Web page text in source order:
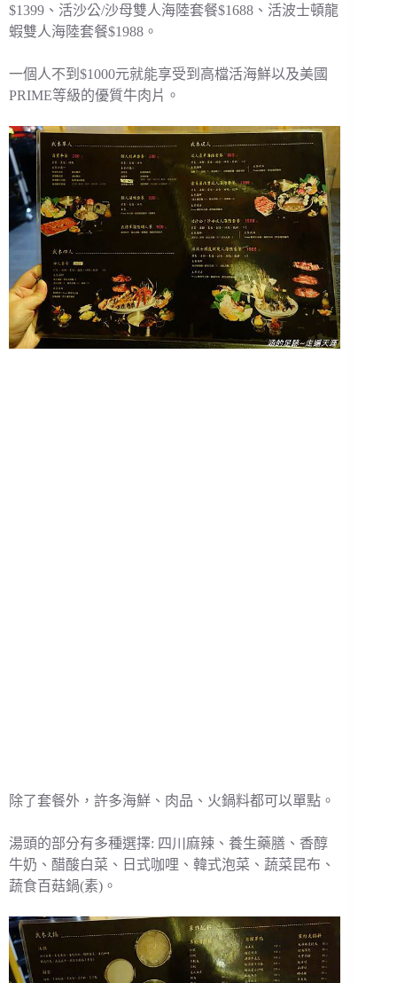
$1399、活沙公/沙母雙人海陸套餐$1688、活波士頓龍
蝦雙人海陸套餐$1988。
一個人不到$1000元就能享受到高檔活海鮮以及美國
PRIME等級的優質牛肉片。
除了套餐外，許多海鮮、肉品、火鍋料都可以單點。
湯頭的部分有多種選擇: 四川麻辣、養生藥膳、香醇
牛奶、醋酸白菜、日式咖哩、韓式泡菜、蔬菜昆布、
蔬食百菇鍋(素)。